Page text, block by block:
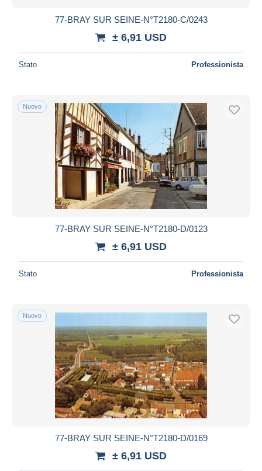
77-BRAY SUR SEINE-N°T2180-C/0243
± 6,91 USD
Stato Professionista
Nuovo
77-BRAY SUR SEINE-N°T2180-D/0123
± 6,91 USD
Stato Professionista
Nuovo
77-BRAY SUR SEINE-N°T2180-D/0169
± 6,91 USD